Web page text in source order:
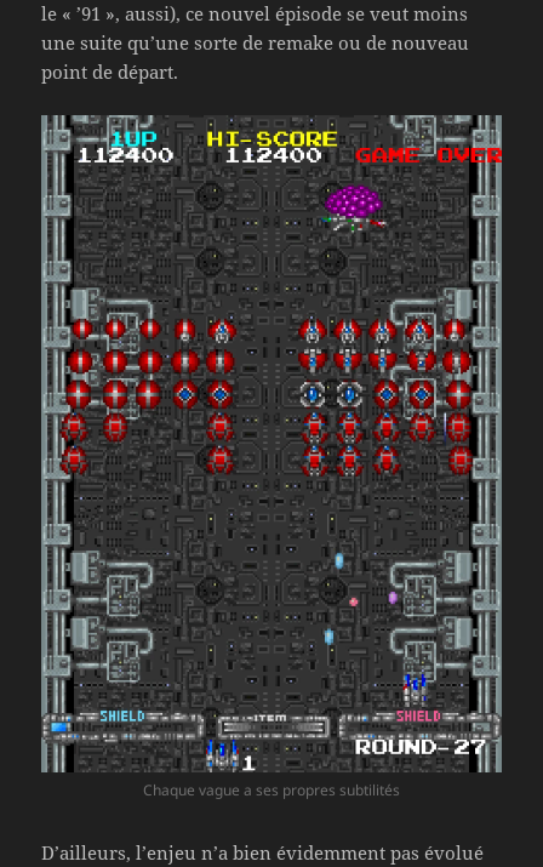
le « ’91 », aussi), ce nouvel épisode se veut moins
une suite qu’une sorte de remake ou de nouveau
point de départ.
Chaque vague a ses propres subtilités
D’ailleurs, l’enjeu n’a bien évidemment pas évolué